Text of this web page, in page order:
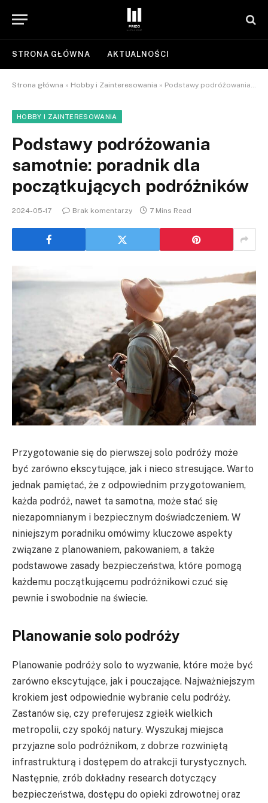
STRONA GŁÓWNA AKTUALNOŚCI
Strona główna » Hobby i Zainteresowania » Podstawy podróżowania samotnie: poradnik dla początkujących podróżników
HOBBY I ZAINTERESOWANIA
Podstawy podróżowania
samotnie: poradnik dla
początkujących podróżników
2024-05-17 Brak komentarzy 7 Mins Read
Przygotowanie się do pierwszej solo podróży może
być zarówno ekscytujące, jak i nieco stresujące. Warto
jednak pamiętać, że z odpowiednim przygotowaniem,
każda podróż, nawet ta samotna, może stać się
niezapomnianym i bezpiecznym doświadczeniem. W
niniejszym poradniku omówimy kluczowe aspekty
związane z planowaniem, pakowaniem, a także
podstawowe zasady bezpieczeństwa, które pomogą
każdemu początkującemu podróżnikowi czuć się
pewnie i swobodnie na świecie.
Planowanie solo podróży
Planowanie podróży solo to wyzwanie, które może być
zarówno ekscytujące, jak i pouczające. Najważniejszym
krokiem jest odpowiednie wybranie celu podróży.
Zastanów się, czy preferujesz zgiełk wielkich
metropolii, czy spokój natury. Wyszukaj miejsca
przyjazne solo podróżnikom, z dobrze rozwiniętą
infrastrukturą i dostępem do atrakcji turystycznych.
Następnie, zrób dokładny research dotyczący
bezpieczeństwa, dostępu do opieki zdrowotnej oraz